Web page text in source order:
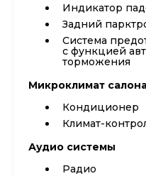
Индикатор
Задний
Система
с функцией
торможения
Микроклимат
Кондиционер
Климат-
Аудио системы
Радио